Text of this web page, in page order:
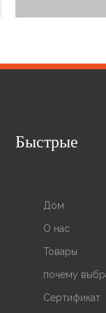
Технология
широко
вирусы, ионы
Быстрые
Дом
О нас
Товары
почему
Сертификат